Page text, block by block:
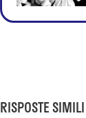
RISPOSTE SIMILI